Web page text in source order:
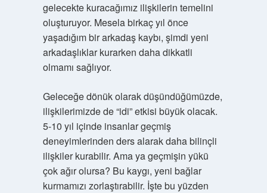
gelecekte kuracağımız ilişkilerin temelini
oluşturuyor. Mesela birkaç yıl önce
yaşadığım bir arkadaş kaybı, şimdi yeni
arkadaşlıklar kurarken daha dikkatli
olmamı sağlıyor.
Geleceğe dönük olarak düşündüğümüzde,
ilişkilerimizde de “idi” etkisi büyük olacak.
5-10 yıl içinde insanlar geçmiş
deneyimlerinden ders alarak daha bilinçli
ilişkiler kurabilir. Ama ya geçmişin yükü
çok ağır olursa? Bu kaygı, yeni bağlar
kurmamızı zorlaştırabilir. İşte bu yüzden